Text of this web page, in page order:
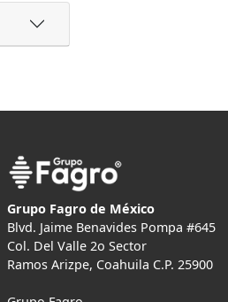
Grupo Fagro de México
Blvd. Jaime Benavides Pompa #645
Col. Del Valle 2o Sector
Ramos Arizpe, Coahuila C.P. 25900